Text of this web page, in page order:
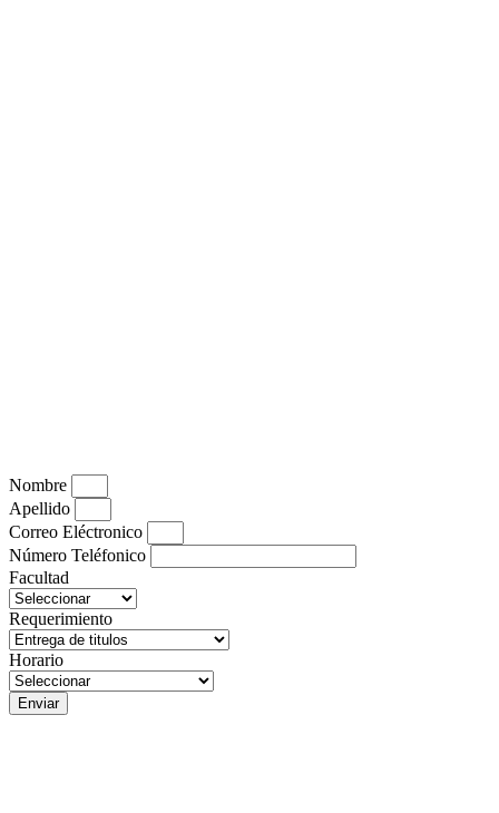
Nombre
Apellido
Correo Eléctronico
Número Teléfonico
Facultad
Requerimiento
Horario
Enviar